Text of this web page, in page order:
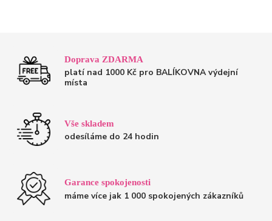
Doprava ZDARMA
platí nad 1000 Kč pro BALÍKOVNA výdejní
místa
Vše skladem
odesíláme do 24 hodin
Garance spokojenosti
máme více jak 1 000 spokojených zákazníků